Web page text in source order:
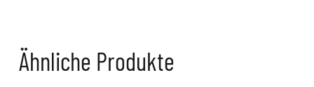
Ähnliche Produkte